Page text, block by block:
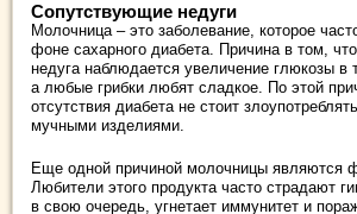
Сопутствующие недуги
Молочница – это заболевание, которое
фоне сахарного диабета. Причина в том,
недуга наблюдается увеличение глюкозы в
а любые грибки любят сладкое. По этой
отсутствия диабета не стоит
мучными изделиями.
Еще одной причиной молочницы являются
Любители этого продукта часто страдают
в свою очередь, угнетает иммунитет и